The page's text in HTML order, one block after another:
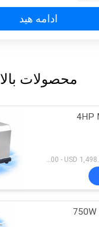
ادامه هید
محصولات بالا
USD 1.00 - USD 1,498.00/PCS MOQ:1 عدد